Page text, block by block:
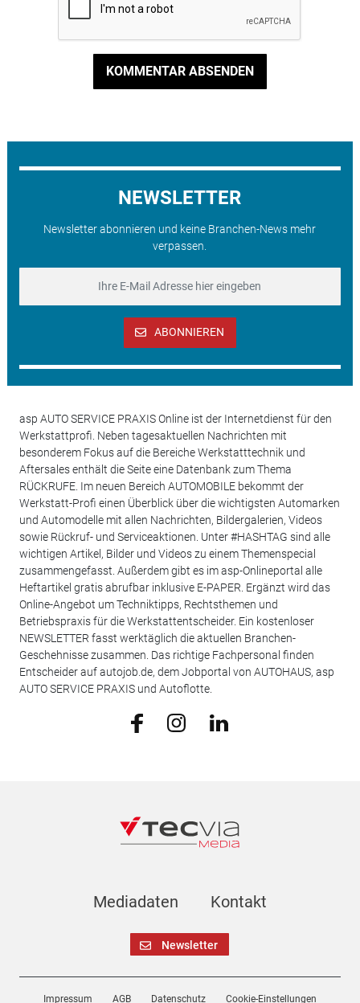
KOMMENTAR ABSENDEN
NEWSLETTER
Newsletter abonnieren und keine Branchen-News mehr
verpassen.
ABONNIEREN
asp AUTO SERVICE PRAXIS Online ist der Internetdienst für den
Werkstattprofi. Neben tagesaktuellen Nachrichten mit
besonderem Fokus auf die Bereiche Werkstatttechnik und
Aftersales enthält die Seite eine Datenbank zum Thema
RÜCKRUFE. Im neuen Bereich AUTOMOBILE bekommt der
Werkstatt-Profi einen Überblick über die wichtigsten Automarken
und Automodelle mit allen Nachrichten, Bildergalerien, Videos
sowie Rückruf- und Serviceaktionen. Unter #HASHTAG sind alle
wichtigen Artikel, Bilder und Videos zu einem Themenspecial
zusammengefasst. Außerdem gibt es im asp-Onlineportal alle
Heftartikel gratis abrufbar inklusive E-PAPER. Ergänzt wird das
Online-Angebot um Techniktipps, Rechtsthemen und
Betriebspraxis für die Werkstattentscheider. Ein kostenloser
NEWSLETTER fasst werktäglich die aktuellen Branchen-
Geschehnisse zusammen. Das richtige Fachpersonal finden
Entscheider auf autojob.de, dem Jobportal von AUTOHAUS, asp
AUTO SERVICE PRAXIS und Autoflotte.
Mediadaten Kontakt
Newsletter
Impressum AGB Datenschutz Cookie-Einstellungen